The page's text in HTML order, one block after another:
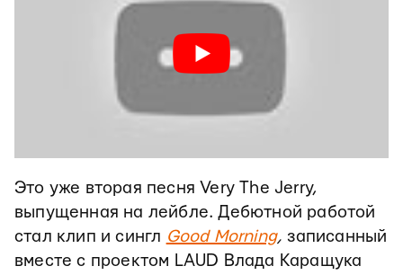
Это уже вторая песня Very The Jerry,
выпущенная на лейбле. Дебютной работой
стал клип и сингл Good Morning, записанный
вместе с проектом LAUD Влада Каращука